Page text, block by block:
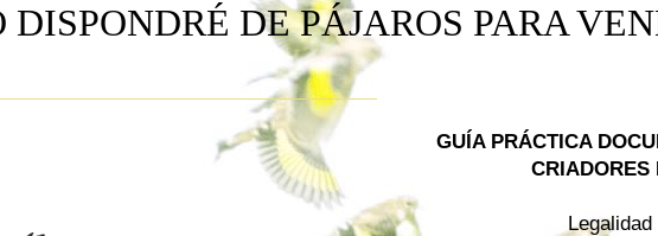
DE PÁJAROS PARA
GUÍA PRÁCTICA
CRIADORES
Legalidad